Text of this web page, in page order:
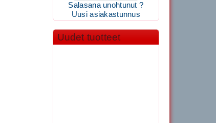
Salasana unohtunut ?
Uusi asiakastunnus
Uudet tuotteet